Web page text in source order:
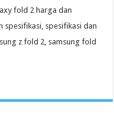
fold 2 harga dan
spesifikasi, spesifikasi dan
z fold 2, samsung fold